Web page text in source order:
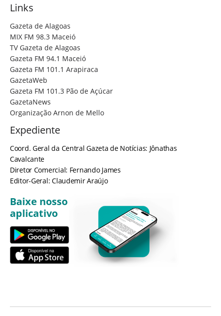
Links
Gazeta de Alagoas
MIX FM 98.3 Maceió
TV Gazeta de Alagoas
Gazeta FM 94.1 Maceió
Gazeta FM 101.1 Arapiraca
GazetaWeb
Gazeta FM 101.3 Pão de Açúcar
GazetaNews
Organização Arnon de Mello
Expediente
Coord. Geral da Central Gazeta de Notícias: Jônathas
Cavalcante
Diretor Comercial: Fernando James
Editor-Geral: Claudemir Araújo
Baixe nosso
aplicativo